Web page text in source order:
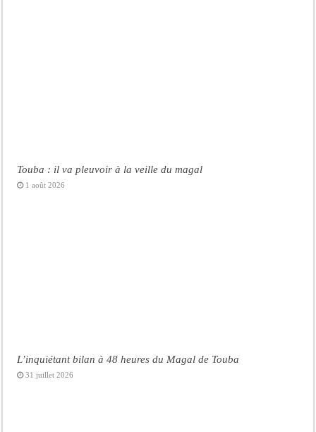
Touba : il va pleuvoir à la veille du magal
1 août 2026
L’inquiétant bilan à 48 heures du Magal de Touba
31 juillet 2026